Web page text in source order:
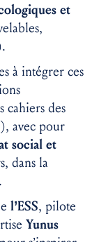
et
à intégrer ces
cahiers des
avec pour
social et
dans la
.
l’ESS, pilote
Yunus